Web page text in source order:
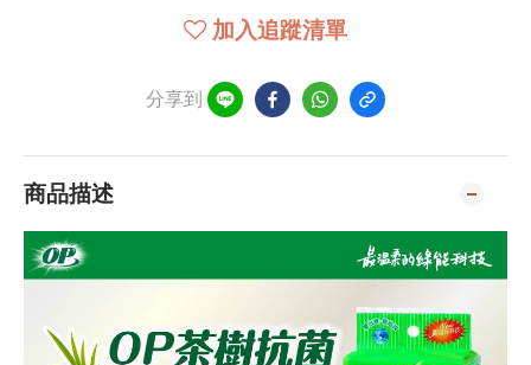
加入追蹤清單
分享到
商品描述